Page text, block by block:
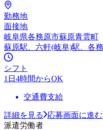
勤務地
面接地
岐阜県各務原市蘇原青雲町
蘇原駅、六軒(岐阜)駅、各
シフト
1日4時間からOK
交通費支給
詳細を見る
応募画面に進む
派遣労働者